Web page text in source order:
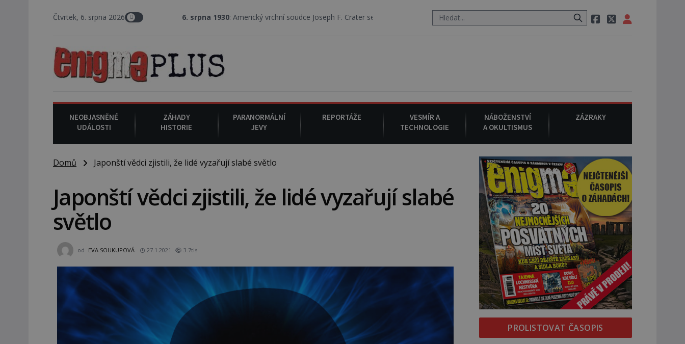
Čtvrtek, 6. srpna 20266. srpna 1930 : Americký vrchní soudce Joseph F. Crater se 6. srpna 1930 navečeří ve své oblíbené restauraci, pak si na ulici zavolá taxi, nasedne do něj a už ho nikdy
NEOBJASNĚNÉ
UDÁLOSTI
ZÁHADY
HISTORIE
PARANORMÁLNÍ
JEVY
REPORTÁŽE
VESMÍR A
TECHNOLOGIE
NÁBOŽENSTVÍ
A OKULTISMUS
ZÁZRAKY
Domů Japonští vědci zjistili, že lidé vyzařují slabé světlo
Japonští vědci zjistili, že lidé vyzařují slabé
světlo
od EVA SOUKUPOVÁ 27.1.2021 3.7tis
PROLISTOVAT ČASOPIS